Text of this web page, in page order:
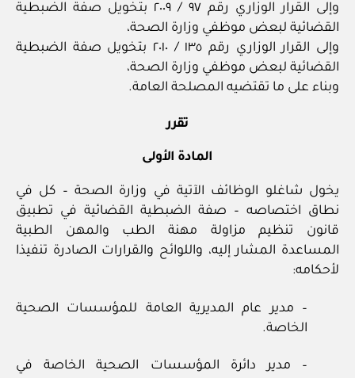
وإلى القرار الوزاري رقم ٩٧ / ٢٠٠٩ بتخويل صفة الضبطية
القضائية لبعض موظفي وزارة الصحة،
وإلى القرار الوزاري رقم ١٣٥ / ٢٠١٠ بتخويل صفة الضبطية
القضائية لبعض موظفي وزارة الصحة،
وبناء على ما تقتضيه المصلحة العامة.
تقرر
المادة الأولى
يخول شاغلو الوظائف الآتية في وزارة الصحة – كل في
نطاق اختصاصه – صفة الضبطية القضائية في تطبيق
قانون تنظيم مزاولة مهنة الطب والمهن الطبية
المساعدة المشار إليه، واللوائح والقرارات الصادرة تنفيذا
لأحكامه:
– مدير عام المديرية العامة للمؤسسات الصحية
الخاصة.
– مدير دائرة المؤسسات الصحية الخاصة في